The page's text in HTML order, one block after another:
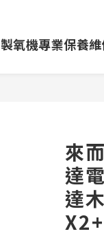
製氧機專業保養
來
達
達